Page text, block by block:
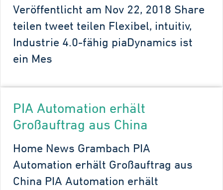
Veröffentlicht am Nov 22, 2018 Share
teilen tweet teilen Flexibel, intuitiv,
Industrie 4.0-fähig piaDynamics ist
ein Mes
PIA Automation erhält
Großauftrag aus China
Home News Grambach PIA
Automation erhält Großauftrag aus
China PIA Automation erhält